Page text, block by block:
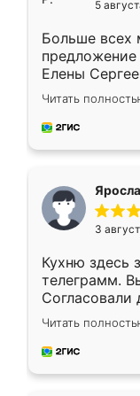
5
Больше всех
предложение
Елены
короткие
для замера
предложил
Читать
3
Кухню здесь
телеграмм.
Согласовали
недели
довольны
мебель за
Читать